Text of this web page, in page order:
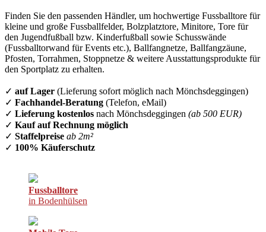
Finden Sie den passenden Händler, um hochwertige Fussballtore für
kleine und große Fussballfelder, Bolzplatztore, Minitore, Tore für
den Jugendfußball bzw. Kinderfußball sowie Schusswände
(Fussballtorwand für Events etc.), Ballfangnetze, Ballfangzäune,
Pfosten, Torrahmen, Stoppnetze & weitere Ausstattungsprodukte für
den Sportplatz zu erhalten.
✓ auf Lager (Lieferung sofort möglich nach Mönchsdeggingen)
✓ Fachhandel-Beratung (Telefon, eMail)
✓ Lieferung kostenlos nach Mönchsdeggingen (ab 500 EUR)
✓ Kauf auf Rechnung möglich
✓ Staffelpreise ab 2m²
✓ 100% Käuferschutz
Fussballtore
in Bodenhülsen